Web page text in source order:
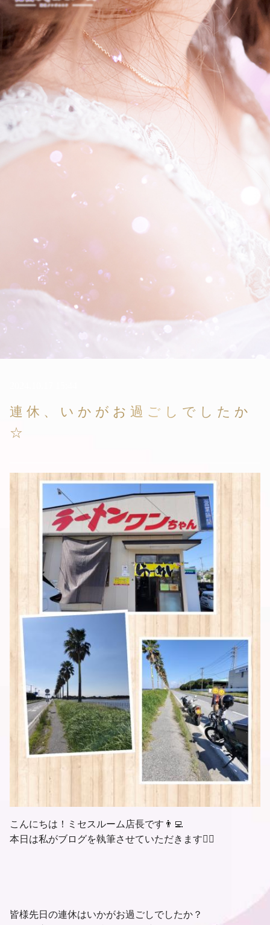
連休、いかがお過ごしでしたか
☆
こんにちは！ミセスルーム店長です👨‍💻
本日は私がブログを執筆させていただきます🙇‍♂
皆様先日の連休はいかがお過ごしでしたか？